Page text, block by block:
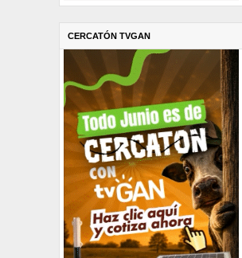
CERCATÓN TVGAN